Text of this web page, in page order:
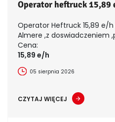
Operator heftruck 15,89
Operator Heftruck 15,89 e/
Almere ,z doswiadczeniem
Cena:
15,89 e/h
05 sierpnia 2026
CZYTAJ WIĘCEJ